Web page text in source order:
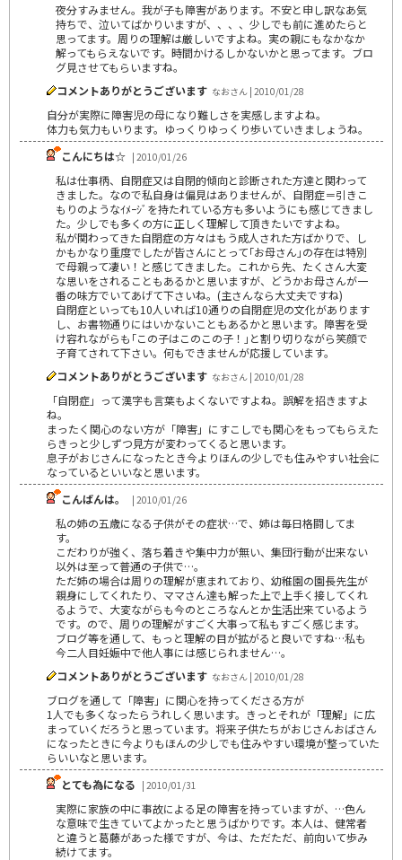
夜分すみません。我が子も障害があります。不安と申し訳なあ気
持ちで、泣いてばかりいますが、、、、少しでも前に進めたらと
思ってます。周りの理解は厳しいですよね。実の親にもなかなか
解ってもらえないです。時間かけるしかないかと思ってます。ブロ
グ見させてもらいますね。
コメントありがとうございます なおさん | 2010/01/28
自分が実際に障害児の母になり難しさを実感しますよね。
体力も気力もいります。ゆっくりゆっくり歩いていきましょうね。
こんにちは☆ | 2010/01/26
私は仕事柄、自閉症又は自閉的傾向と診断された方達と関わって
きました。なので私自身は偏見はありませんが、自閉症＝引きこ
もりのようなｲﾒｰｼﾞを持たれている方も多いようにも感じてきまし
た。少しでも多くの方に正しく理解して頂きたいですよね。
私が関わってきた自閉症の方々はもう成人された方ばかりで、し
かもかなり重度でしたが皆さんにとって｢お母さん｣の存在は特別
で母親って凄い！と感じてきました。これから先、たくさん大変
な思いをされることもあるかと思いますが、どうかお母さんが一
番の味方でいてあげて下さいね。(主さんなら大丈夫ですね)
自閉症といっても10人いれば10通りの自閉症児の文化があります
し、お書物通りにはいかないこともあるかと思います。障害を受
け容れながらも｢この子はこのこの子！｣と割り切りながら笑顔で
子育てされて下さい。何もできませんが応援しています。
コメントありがとうございます なおさん | 2010/01/28
「自閉症」って漢字も言葉もよくないですよね。誤解を招きますよ
ね。
まったく関心のない方が「障害」にすこしでも関心をもってもらえた
らきっと少しずつ見方が変わってくると思います。
息子がおじさんになったとき今よりほんの少しでも住みやすい社会に
なっているといいなと思います。
こんばんは。
| 2010/01/26
私の姉の五歳になる子供がその症状…で、姉は毎日格闘してま
す。
こだわりが強く、落ち着きや集中力が無い、集団行動が出来ない
以外は至って普通の子供で…。
ただ姉の場合は周りの理解が恵まれており、幼稚園の園長先生が
親身にしてくれたり、ママさん達も解った上で上手く接してくれ
るようで、大変ながらも今のところなんとか生活出来ているよう
です。ので、周りの理解がすごく大事って私もすごく感じます。
ブログ等を通して、もっと理解の目が拡がると良いですね…私も
今二人目妊娠中で他人事には感じられません…。
コメントありがとうございます なおさん | 2010/01/28
ブログを通して「障害」に関心を持ってくださる方が
1人でも多くなったらうれしく思います。きっとそれが「理解」に広
まっていくだろうと思っています。将来子供たちがおじさんおばさん
になったときに今よりもほんの少しでも住みやすい環境が整っていた
らいいなと思います。
とても為になる | 2010/01/31
実際に家族の中に事故による足の障害を持っていますが、…色ん
な意味で生きていてよかったと思うばかりです。本人は、健常者
と違うと葛藤があった様ですが、今は、ただただ、前向いて歩み
続けてます。